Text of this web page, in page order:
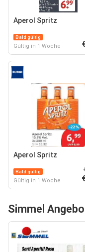
Aperol Spritz
Bald gültig
Gültig in 1 Woche
Aperol Spritz
Bald gültig
Gültig in 1 Woche
Simmel